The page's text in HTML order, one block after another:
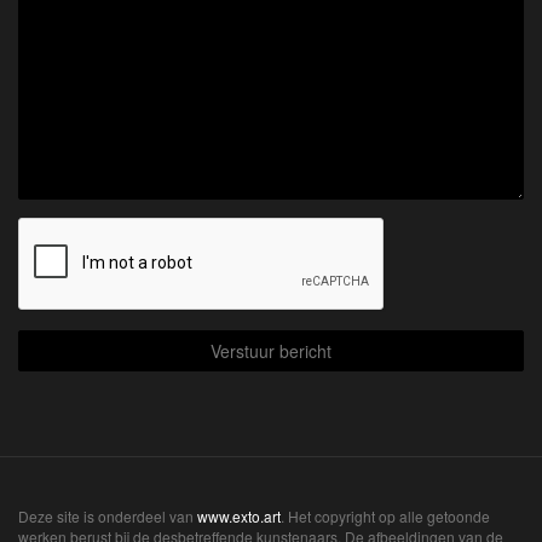
Deze site is onderdeel van www.exto.art . Het copyright op alle getoonde
werken berust bij de desbetreffende kunstenaars. De afbeeldingen van de